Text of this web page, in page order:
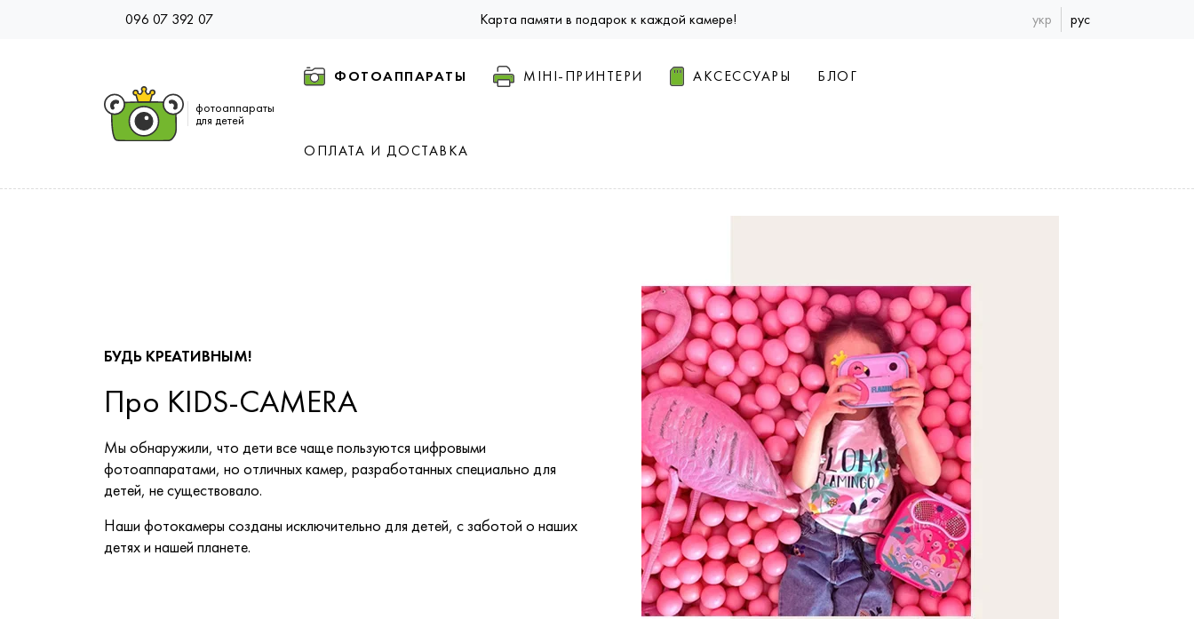
096 07 392 07 Карта памяти в подарок к каждой камере! укр рус
фотоаппараты
для детей
ФОТОАППАРАТЫ МІНІ-ПРИНТЕРИ АКСЕССУАРЫ БЛОГ
ОПЛАТА И ДОСТАВКА
БУДЬ КРЕАТИВНЫМ!
Про KIDS-CAMERA
Мы обнаружили, что дети все чаще пользуются цифровыми
фотоаппаратами, но отличных камер, разработанных специально для
детей, не существовало.
Наши фотокамеры созданы исключительно для детей, с заботой о наших
детях и нашей планете.